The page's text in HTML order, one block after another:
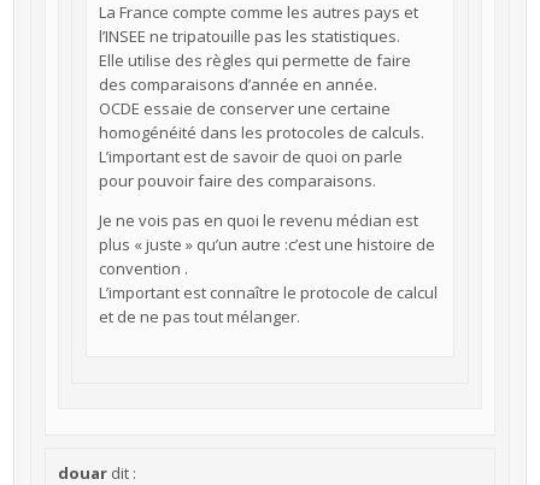
La France compte comme les autres pays et
l’INSEE ne tripatouille pas les statistiques.
Elle utilise des règles qui permette de faire
des comparaisons d’année en année.
OCDE essaie de conserver une certaine
homogénéité dans les protocoles de calculs.
L’important est de savoir de quoi on parle
pour pouvoir faire des comparaisons.
Je ne vois pas en quoi le revenu médian est
plus « juste » qu’un autre :c’est une histoire de
convention .
L’important est connaître le protocole de calcul
et de ne pas tout mélanger.
douar dit :